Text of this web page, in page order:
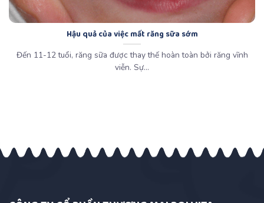
Hậu quả của việc mất răng sữa sớm
Đến 11-12 tuổi, răng sữa được thay thế hoàn toàn bởi răng vĩnh
viễn. Sự...